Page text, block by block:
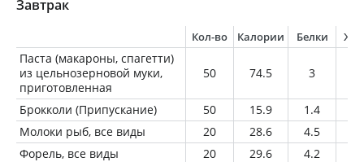
Завтрак
Кол-во Калории Белки
Паста (макароны, спагетти)
из цельнозерновой муки,
приготовленная
50 74.5 3
Брокколи (Припускание) 50 15.9 1.4
Молоки рыб, все виды
20 28.6 4.5
Форель, все виды
20 29.6 4.2